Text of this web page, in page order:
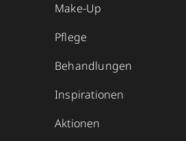
Make-Up
Pflege
Behandlungen
Inspirationen
Aktionen